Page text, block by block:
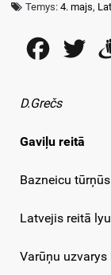
Temys:4. majs,
Facebook
D.Grečs
Gaviļu reitā
Bazneicu
Latvejis reitā
Varūņu